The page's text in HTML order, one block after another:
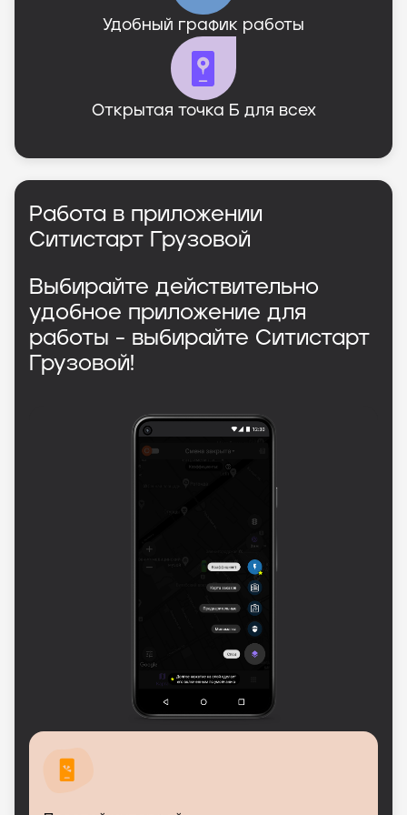
Удобный график работы
Открытая точка Б для всех
Работа в приложении
Ситистарт Грузовой
Выбирайте действительно
удобное приложение для
работы - выбирайте Ситистарт
Грузовой!